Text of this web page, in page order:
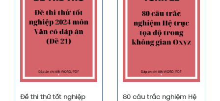
Đề thi thử tốt nghiệp
80 câu trắc nghiệm Hệ